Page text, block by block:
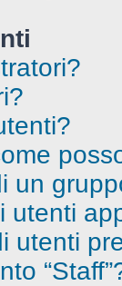
un
utenti
utenti